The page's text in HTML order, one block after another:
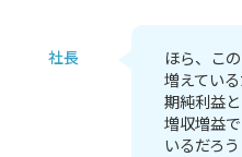
社長
ほら、こ
増えてい
期純利益
増収増益
いるだろう